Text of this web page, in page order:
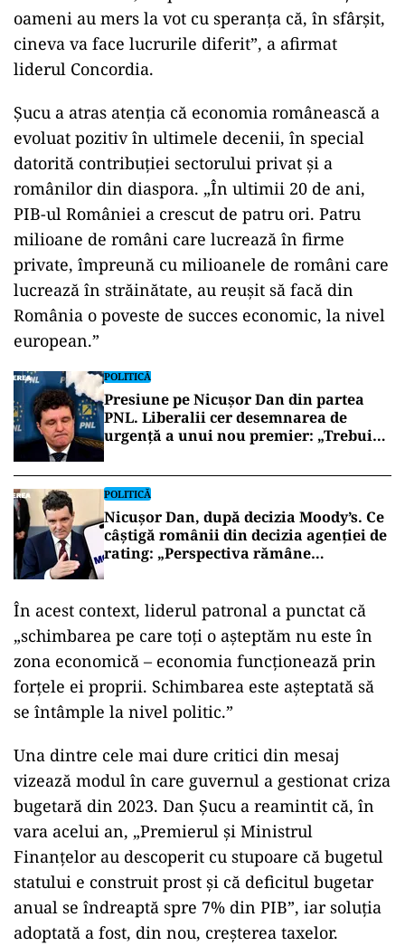
oameni au mers la vot cu speranța că, în sfârșit,
cineva va face lucrurile diferit”, a afirmat
liderul Concordia.
ad
Șucu a atras atenția că economia românească a
evoluat pozitiv în ultimele decenii, în special
datorită contribuției sectorului privat și a
românilor din diaspora. „În ultimii 20 de ani,
PIB-ul României a crescut de patru ori. Patru
milioane de români care lucrează în firme
private, împreună cu milioanele de români care
lucrează în străinătate, au reușit să facă din
România o poveste de succes economic, la nivel
european.”
POLITICĂ
Presiune pe Nicușor Dan din partea
PNL. Liberalii cer desemnarea de
urgență a unui nou premier: „Trebuie
să iasă fum alb de la Cotroceni!”
POLITICĂ
Nicușor Dan, după decizia Moody’s. Ce
câștigă românii din decizia agenției de
rating: „Perspectiva rămâne
rezervată”
În acest context, liderul patronal a punctat că
„schimbarea pe care toți o așteptăm nu este în
zona economică – economia funcționează prin